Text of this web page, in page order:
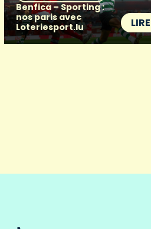
Benfica – Sporting :
nos paris avec
Loteriesport.lu
LIRE